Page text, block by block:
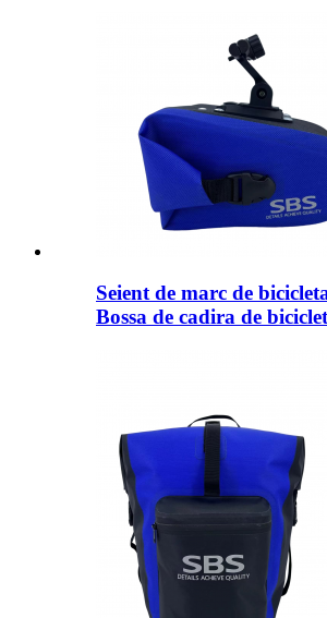
Seient de marc de
Bossa de cadira de